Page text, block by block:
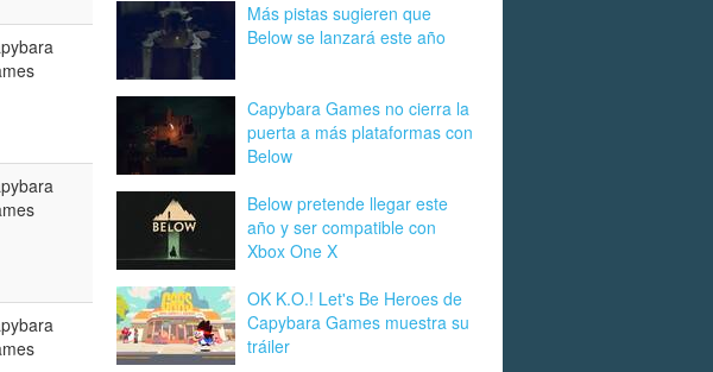
Más pistas sugieren que
Below se lanzará este año
Capybara Games no cierra la
puerta a más plataformas con
Below
Below pretende llegar este
año y ser compatible con
Xbox One X
OK K.O.! Let's Be Heroes de
Capybara Games muestra su
tráiler